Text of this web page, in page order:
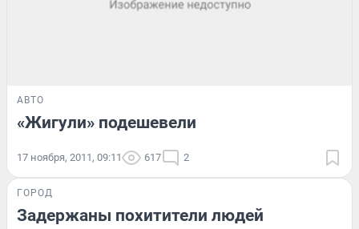
АВТО
«Жигули» подешевели
17 ноября, 2011, 09:11 617 2
ГОРОД
Задержаны похитители людей